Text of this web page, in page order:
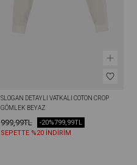
SLOGAN DETAYLI VATKALI COTON CROP
GÖMLEK BEYAZ
999,99TL 799,99TL
-20%
SEPETTE %20 İNDİRİM